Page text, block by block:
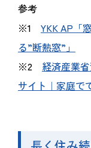
参考
※1 YKK AP「
る”断熱窓”」
※2 経済産業
サイト｜家庭で